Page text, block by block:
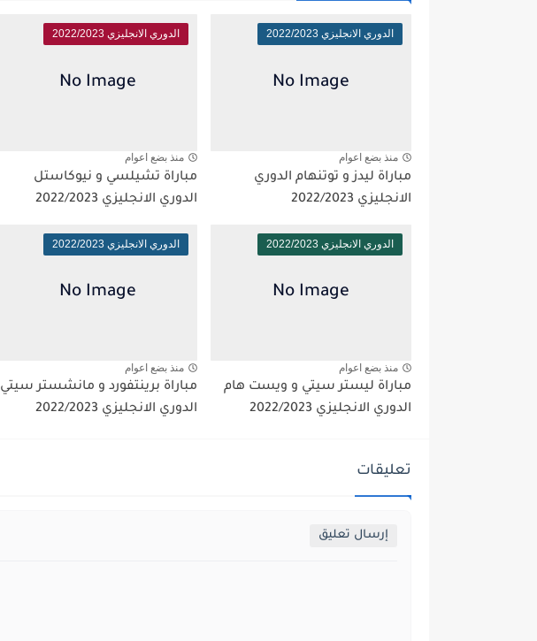
الدوري الانجليزي 2022/2023
منذ بضع اعوام
مباراة ليدز و توتنهام الدوري
الانجليزي 2022/2023
الدوري الانجليزي 2022/2023
منذ بضع اعوام
مباراة تشيلسي و نيوكاستل
الدوري الانجليزي 2022/2023
الدوري الانجليزي 2022/2023
منذ بضع اعوام
مباراة ليستر سيتي و ويست هام
الدوري الانجليزي 2022/2023
الدوري الانجليزي 2022/2023
منذ بضع اعوام
مباراة برينتفورد و مانشستر سيتي
الدوري الانجليزي 2022/2023
تعليقات
إرسال تعليق